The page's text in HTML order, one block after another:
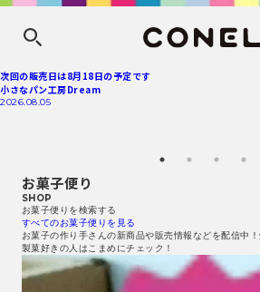
次回の販売日は8月18日の予定です
小さなパン工房Dream
2026.08.05
お菓子便り
SHOP
お菓子便りを検索する
すべてのお菓子便りを見る
お菓子の作り手さんの新商品や販売情報などを配信中
製菓好きの人はこまめにチェック！